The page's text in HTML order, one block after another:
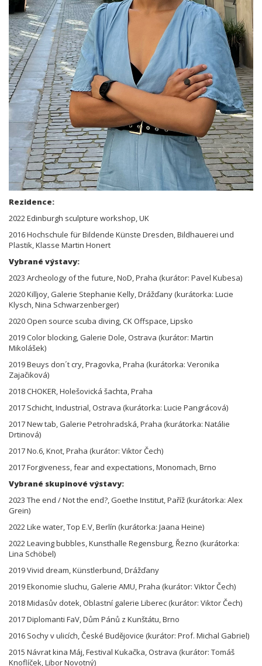
Rezidence:
2022 Edinburgh sculpture workshop, UK
2016 Hochschule für Bildende Künste Dresden, Bildhauerei und
Plastik, Klasse Martin Honert
Vybrané výstavy:
2023 Archeology of the future, NoD, Praha (kurátor: Pavel Kubesa)
2020 Killjoy, Galerie Stephanie Kelly, Drážďany (kurátorka: Lucie
Klysch, Nina Schwarzenberger)
2020 Open source scuba diving, CK Offspace, Lipsko
2019 Color blocking, Galerie Dole, Ostrava (kurátor: Martin
Mikolášek)
2019 Beuys don´t cry, Pragovka, Praha (kurátorka: Veronika
Zajačiková)
2018 CHOKER, Holešovická šachta, Praha
2017 Schicht, Industrial, Ostrava (kurátorka: Lucie Pangrácová)
2017 New tab, Galerie Petrohradská, Praha (kurátorka: Natálie
Drtinová)
2017 No.6, Knot, Praha (kurátor: Viktor Čech)
2017 Forgiveness, fear and expectations, Monomach, Brno
Vybrané skupinové výstavy:
2023 The end / Not the end?, Goethe Institut, Paříž (kurátorka: Alex
Grein)
2022 Like water, Top E.V, Berlín (kurátorka: Jaana Heine)
2022 Leaving bubbles, Kunsthalle Regensburg, Řezno (kurátorka:
Lina Schöbel)
2019 Vivid dream, Künstlerbund, Drážďany
2019 Ekonomie sluchu, Galerie AMU, Praha (kurátor: Viktor Čech)
2018 Midasův dotek, Oblastní galerie Liberec (kurátor: Viktor Čech)
2017 Diplomanti FaV, Dům Pánů z Kunštátu, Brno
2016 Sochy v ulicích, České Budějovice (kurátor: Prof. Michal Gabriel)
2015 Návrat kina Máj, Festival Kukačka, Ostrava (kurátor: Tomáš
Knoflíček, Libor Novotný)